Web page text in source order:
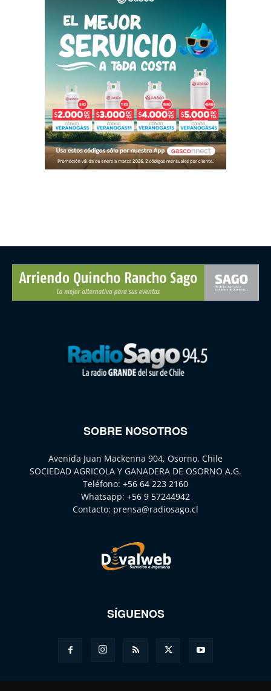
SOBRE NOSOTROS
Avenida Juan Mackenna 904, Osorno, Chile
SOCIEDAD AGRICOLA Y GANADERA DE OSORNO A.G.
Teléfono: +56 64 223 2160
Whatsapp: +56 9 57244942
Contacto: prensa@radiosago.cl
SÍGUENOS